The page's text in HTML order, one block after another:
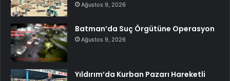
Ağustos 9, 2026
Batman’da Suç Örgütüne Operasyon
Ağustos 9, 2026
Yıldırım’da Kurban Pazarı Hareketli